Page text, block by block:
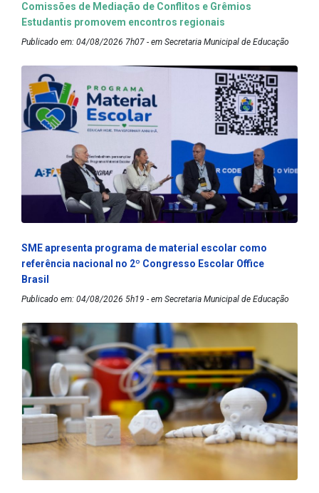
Comissões de Mediação de Conflitos e Grêmios
Estudantis promovem encontros regionais
Publicado em: 04/08/2026 7h07 - em Secretaria Municipal de Educação
SME apresenta programa de material escolar como
referência nacional no 2º Congresso Escolar Office
Brasil
Publicado em: 04/08/2026 5h19 - em Secretaria Municipal de Educação